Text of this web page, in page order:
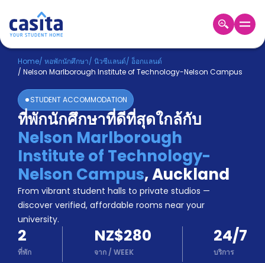
Home TH NZD
เข้าสู่
ระบบ
Booking
Accommodation
About
us
Blog
Refer
And
Earn
Become
A
Partner
Help
and
Phone
Home/ หอพักนักศึกษา/ นิวซีแลนด์/ อ็อกแลนด์
/ Nelson Marlborough Institute of Technology-Nelson Campus
STUDENT ACCOMMODATION
ที่พักนักศึกษาที่ดีที่สุดใกล้กับ
Nelson Marlborough
Institute of Technology-
Nelson Campus,Auckland
From vibrant student halls to private studios —
discover verified, affordable rooms near your
university.
2
ที่พัก
NZ$280
จาก/ WEEK
24/7
บริการ